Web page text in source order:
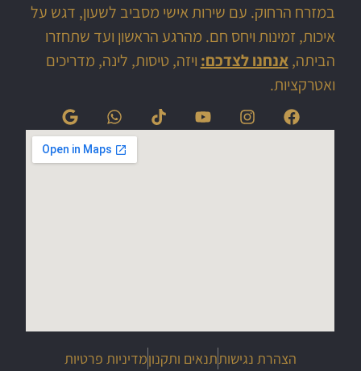
במזרח הרחוק. עם שירות אישי מסביב לשעון, דגש על
איכות, זמינות ויחס חם. מהרגע הראשון ועד שתחזרו
הביתה,אנחנו לצדכם: ויזה, טיסות, לינה, מדריכים
ואטרקציות.
הצהרת נגישותתנאים ותקנוןמדיניות פרטיות